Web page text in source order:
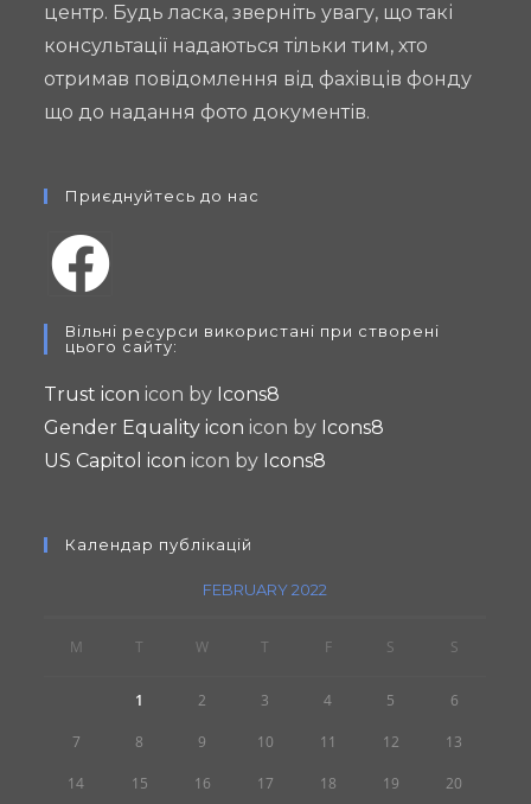
центр. Будь ласка, зверніть увагу, що такі
консультації надаються тільки тим, хто
отримав повідомлення від фахівців фонду
що до надання фото документів.
Приєднуйтесь до нас
new
tab
Вільні ресурси використані при створені
цього сайту:
Trust icon icon by Icons8
Gender Equality icon icon by Icons8
US Capitol icon icon by Icons8
Календар публікацій
FEBRUARY 2022
M T W T F S S
1 2 3 4 5 6
7 8 9 10 11 12 13
14 15 16 17 18 19 20